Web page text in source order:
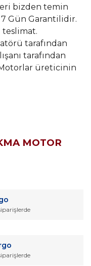
bizden temin
Gün Garantilidir.
teslimat.
tarafından
tarafından
üreticinin
MOTOR